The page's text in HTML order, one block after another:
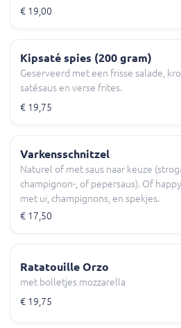
Keuze uit burgersaus of truffelsaus.
€ 19,00
Kipsaté spies (200 gram)
Geserveerd met een frisse salade,
satésaus en verse frites.
€ 19,75
Varkensschnitzel
Naturel of met saus naar keuze
champignon-, of pepersaus). Of
met ui, champignons, en spekjes.
€ 17,50
Ratatouille Orzo
met bolletjes mozzarella
€ 19,75